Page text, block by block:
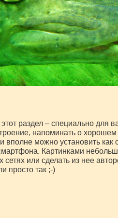
раздел – специально для
напоминать о
можно установить как
Картинками
или сделать из нее
просто так ;-)